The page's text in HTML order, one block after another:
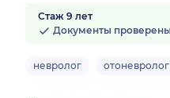
Стаж 9 лет
Документы проверены
невролог